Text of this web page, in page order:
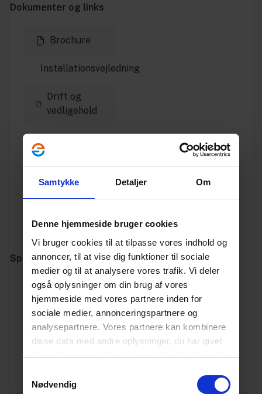
Samtykke Detaljer Om
Denne hjemmeside bruger cookies
Vi bruger cookies til at tilpasse vores indhold og
annoncer, til at vise dig funktioner til sociale
medier og til at analysere vores trafik. Vi deler
også oplysninger om din brug af vores
hjemmeside med vores partnere inden for
sociale medier, annonceringspartnere og
analysepartnere. Vores partnere kan kombinere
disse data med andre oplysninger, du har givet
dem, eller som de har indsamlet fra din brug af
Nødvendig
Dokumenter og links
Brochure
Installationsvejledning
Drift og
vedligehold
Godkendelse
Producentens
hjemmeside
Specifikationer
Varenummer10193625
Vægt 12.1
Enhed STK.